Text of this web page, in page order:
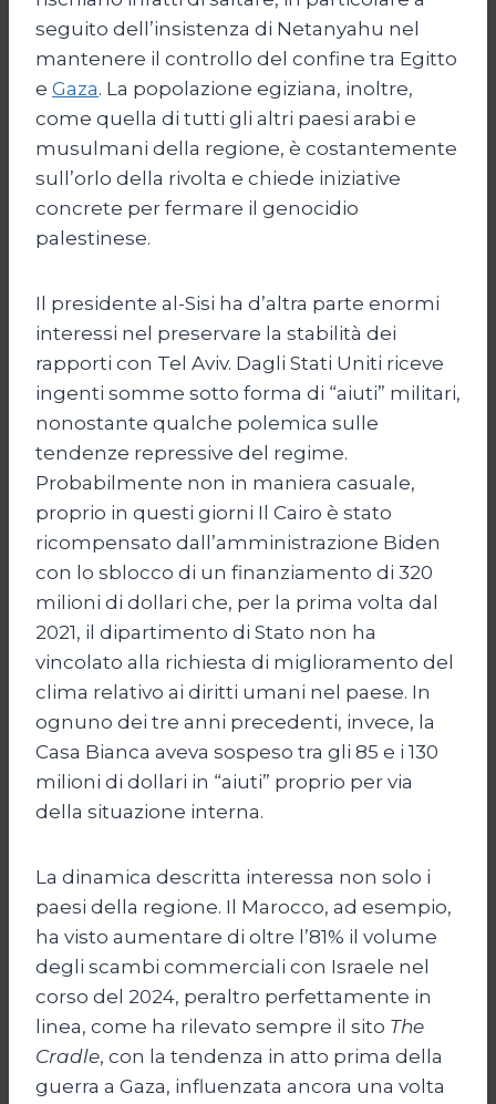
seguito dell’insistenza di Netanyahu nel
mantenere il controllo del confine tra Egitto
e Gaza. La popolazione egiziana, inoltre,
come quella di tutti gli altri paesi arabi e
musulmani della regione, è costantemente
sull’orlo della rivolta e chiede iniziative
concrete per fermare il genocidio
palestinese.
Il presidente al-Sisi ha d’altra parte enormi
interessi nel preservare la stabilità dei
rapporti con Tel Aviv. Dagli Stati Uniti riceve
ingenti somme sotto forma di “aiuti” militari,
nonostante qualche polemica sulle
tendenze repressive del regime.
Probabilmente non in maniera casuale,
proprio in questi giorni Il Cairo è stato
ricompensato dall’amministrazione Biden
con lo sblocco di un finanziamento di 320
milioni di dollari che, per la prima volta dal
2021, il dipartimento di Stato non ha
vincolato alla richiesta di miglioramento del
clima relativo ai diritti umani nel paese. In
ognuno dei tre anni precedenti, invece, la
Casa Bianca aveva sospeso tra gli 85 e i 130
milioni di dollari in “aiuti” proprio per via
della situazione interna.
La dinamica descritta interessa non solo i
paesi della regione. Il Marocco, ad esempio,
ha visto aumentare di oltre l’81% il volume
degli scambi commerciali con Israele nel
corso del 2024, peraltro perfettamente in
linea, come ha rilevato sempre il sito The
Cradle, con la tendenza in atto prima della
guerra a Gaza, influenzata ancora una volta